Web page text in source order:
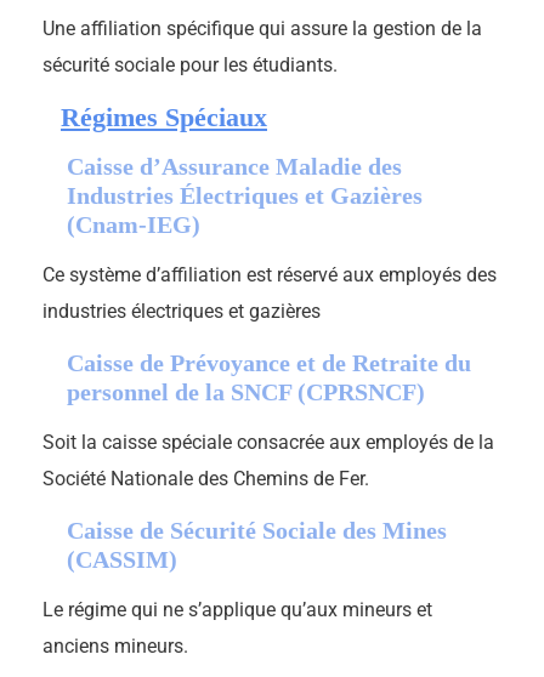
Une affiliation spécifique qui assure la gestion de la
sécurité sociale pour les étudiants.
Régimes Spéciaux
Caisse d’Assurance Maladie des
Industries Électriques et Gazières
(Cnam-IEG)
Ce système d’affiliation est réservé aux employés des
industries électriques et gazières
Caisse de Prévoyance et de Retraite du
personnel de la SNCF (CPRSNCF)
Soit la caisse spéciale consacrée aux employés de la
Société Nationale des Chemins de Fer.
Caisse de Sécurité Sociale des Mines
(CASSIM)
Le régime qui ne s’applique qu’aux mineurs et
anciens mineurs.